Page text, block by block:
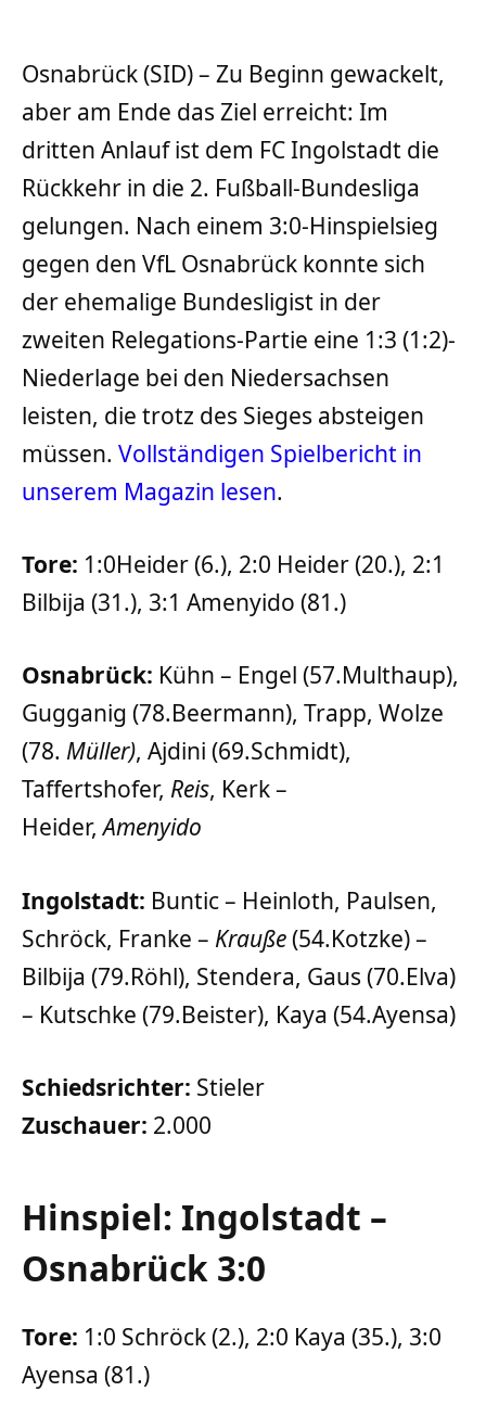
Osnabrück (SID) – Zu Beginn gewackelt,
aber am Ende das Ziel erreicht: Im
dritten Anlauf ist dem FC Ingolstadt die
Rückkehr in die 2. Fußball-Bundesliga
gelungen. Nach einem 3:0-Hinspielsieg
gegen den VfL Osnabrück konnte sich
der ehemalige Bundesligist in der
zweiten Relegations-Partie eine 1:3 (1:2)-
Niederlage bei den Niedersachsen
leisten, die trotz des Sieges absteigen
müssen. Vollständigen Spielbericht in
unserem Magazin lesen.
Tore: 1:0Heider (6.), 2:0 Heider (20.), 2:1
Bilbija (31.), 3:1 Amenyido (81.)
Osnabrück: Kühn – Engel (57.Multhaup),
Gugganig (78.Beermann), Trapp, Wolze
(78. Müller), Ajdini (69.Schmidt),
Taffertshofer, Reis, Kerk –
Heider,Amenyido
Ingolstadt: Buntic – Heinloth, Paulsen,
Schröck, Franke – Krauße(54.Kotzke) –
Bilbija (79.Röhl), Stendera, Gaus (70.Elva)
– Kutschke (79.Beister), Kaya (54.Ayensa)
Schiedsrichter: Stieler
Zuschauer: 2.000
Hinspiel: Ingolstadt –
Osnabrück 3:0
Tore: 1:0 Schröck (2.), 2:0 Kaya (35.), 3:0
Ayensa (81.)